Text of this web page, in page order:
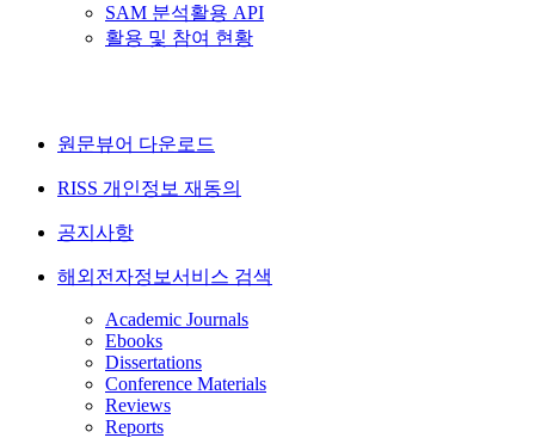
SAM 분석활용 API
활용 및 참여 현황
원문뷰어 다운로드
RISS 개인정보 재동의
공지사항
해외전자정보서비스 검색
Academic Journals
Ebooks
Dissertations
Conference Materials
Reviews
Reports